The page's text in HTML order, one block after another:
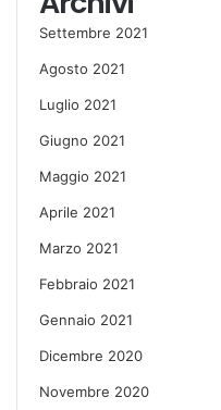
Settembre 2021
Agosto 2021
Luglio 2021
Giugno 2021
Maggio 2021
Aprile 2021
Marzo 2021
Febbraio 2021
Gennaio 2021
Dicembre 2020
Novembre 2020